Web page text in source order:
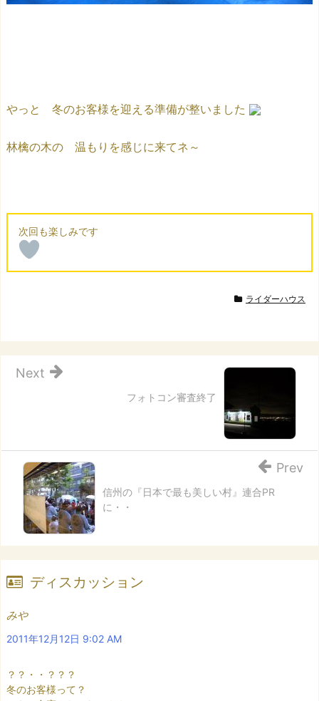
やっと 冬のお客様を迎える準備が整いました
林檎の木の 温もりを感じに来てネ～
ライダーハウス
フォトコン審査終了
Next
信州の『日本で最も美しい村』連合PR
に・・
Prev
ディスカッション
みや
2011年12月12日 9:02 AM
？？・・？？？
冬のお客様って？